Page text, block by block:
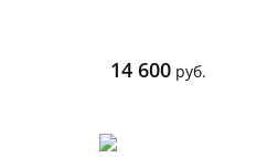
14 600 руб.